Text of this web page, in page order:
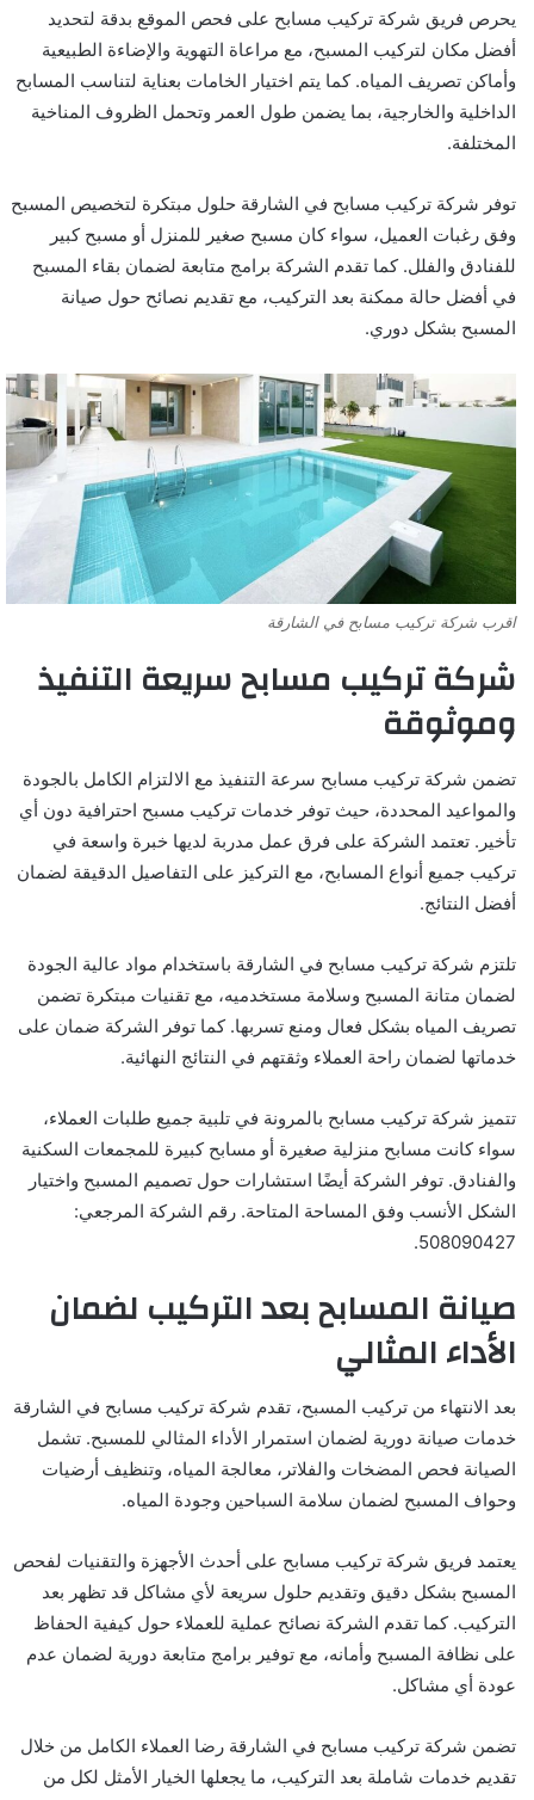
يحرص فريق شركة تركيب مسابح على فحص الموقع بدقة لتحديد
أفضل مكان لتركيب المسبح، مع مراعاة التهوية والإضاءة الطبيعية
وأماكن تصريف المياه. كما يتم اختيار الخامات بعناية لتناسب المسابح
الداخلية والخارجية، بما يضمن طول العمر وتحمل الظروف المناخية
المختلفة.
توفر شركة تركيب مسابح في الشارقة حلول مبتكرة لتخصيص المسبح
وفق رغبات العميل، سواء كان مسبح صغير للمنزل أو مسبح كبير
للفنادق والفلل. كما تقدم الشركة برامج متابعة لضمان بقاء المسبح
في أفضل حالة ممكنة بعد التركيب، مع تقديم نصائح حول صيانة
المسبح بشكل دوري.
اقرب شركة تركيب مسابح في الشارقة
شركة تركيب مسابح سريعة التنفيذ
وموثوقة
تضمن شركة تركيب مسابح سرعة التنفيذ مع الالتزام الكامل بالجودة
والمواعيد المحددة، حيث توفر خدمات تركيب مسبح احترافية دون أي
تأخير. تعتمد الشركة على فرق عمل مدربة لديها خبرة واسعة في
تركيب جميع أنواع المسابح، مع التركيز على التفاصيل الدقيقة لضمان
أفضل النتائج.
تلتزم شركة تركيب مسابح في الشارقة باستخدام مواد عالية الجودة
لضمان متانة المسبح وسلامة مستخدميه، مع تقنيات مبتكرة تضمن
تصريف المياه بشكل فعال ومنع تسربها. كما توفر الشركة ضمان على
خدماتها لضمان راحة العملاء وثقتهم في النتائج النهائية.
تتميز شركة تركيب مسابح بالمرونة في تلبية جميع طلبات العملاء،
سواء كانت مسابح منزلية صغيرة أو مسابح كبيرة للمجمعات السكنية
والفنادق. توفر الشركة أيضًا استشارات حول تصميم المسبح واختيار
الشكل الأنسب وفق المساحة المتاحة. رقم الشركة المرجعي:
508090427.
صيانة المسابح بعد التركيب لضمان
الأداء المثالي
بعد الانتهاء من تركيب المسبح، تقدم شركة تركيب مسابح في الشارقة
خدمات صيانة دورية لضمان استمرار الأداء المثالي للمسبح. تشمل
الصيانة فحص المضخات والفلاتر، معالجة المياه، وتنظيف أرضيات
وحواف المسبح لضمان سلامة السباحين وجودة المياه.
يعتمد فريق شركة تركيب مسابح على أحدث الأجهزة والتقنيات لفحص
المسبح بشكل دقيق وتقديم حلول سريعة لأي مشاكل قد تظهر بعد
التركيب. كما تقدم الشركة نصائح عملية للعملاء حول كيفية الحفاظ
على نظافة المسبح وأمانه، مع توفير برامج متابعة دورية لضمان عدم
عودة أي مشاكل.
تضمن شركة تركيب مسابح في الشارقة رضا العملاء الكامل من خلال
تقديم خدمات شاملة بعد التركيب، ما يجعلها الخيار الأمثل لكل من